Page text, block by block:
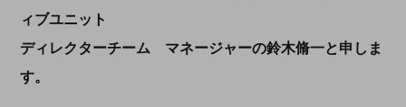
ィブユニット
ディレクターチーム マネージャーの鈴木脩一と申しま
す。